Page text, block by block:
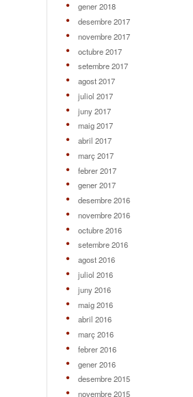
gener 2018
desembre 2017
novembre 2017
octubre 2017
setembre 2017
agost 2017
juliol 2017
juny 2017
maig 2017
abril 2017
març 2017
febrer 2017
gener 2017
desembre 2016
novembre 2016
octubre 2016
setembre 2016
agost 2016
juliol 2016
juny 2016
maig 2016
abril 2016
març 2016
febrer 2016
gener 2016
desembre 2015
novembre 2015